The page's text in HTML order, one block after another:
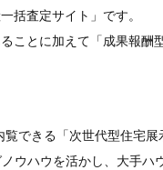
括査定サイト」です。
ことに加えて「成果報酬
できる「次世代型住宅展
ウハウを活かし、大手ハ